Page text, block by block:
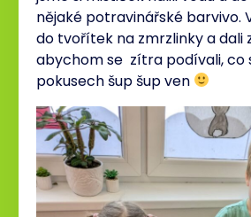
nějaké potravinářské barvivo.
do tvořítek na zmrzlinky a dali
abychom se zítra podívali, co
pokusech šup šup ven